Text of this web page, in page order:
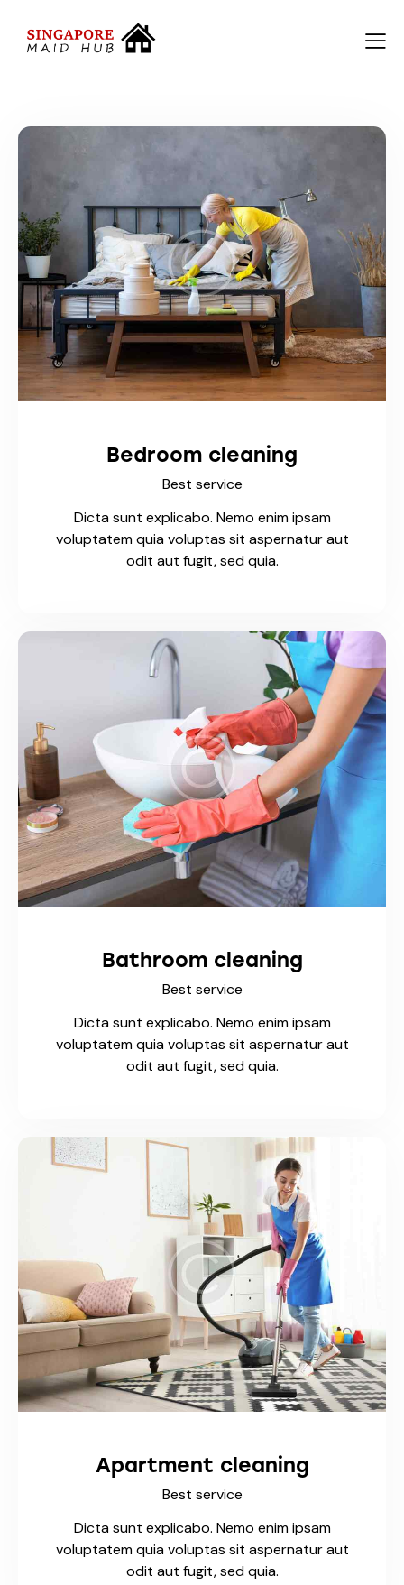
Bedroom cleaning
Best service
Dicta sunt explicabo. Nemo enim ipsam
voluptatem quia voluptas sit aspernatur aut
odit aut fugit, sed quia.
Bathroom cleaning
Best service
Dicta sunt explicabo. Nemo enim ipsam
voluptatem quia voluptas sit aspernatur aut
odit aut fugit, sed quia.
Apartment cleaning
Best service
Dicta sunt explicabo. Nemo enim ipsam
voluptatem quia voluptas sit aspernatur aut
odit aut fugit, sed quia.